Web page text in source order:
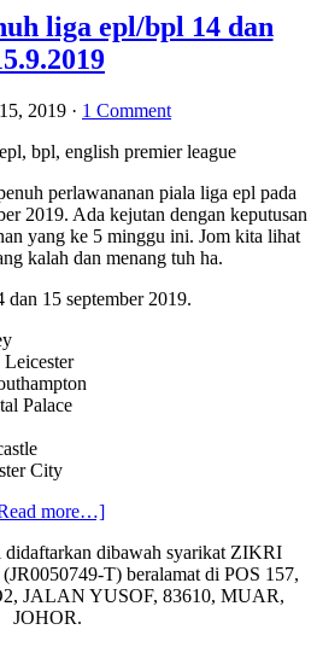
liga epl/bpl 14 dan
2019 · 1 Comment
perlawananan piala liga epl pada
2019. Ada kejutan dengan keputusan
yang ke 5 minggu ini. Jom kita lihat
kalah dan menang tuh ha.
15 september 2019.
Palace
City
more…]about
penuh
liga
epl/bpl
dibawah syarikat ZIKRI
T) beralamat di POS 157,
JALAN YUSOF, 83610, MUAR,
JOHOR.